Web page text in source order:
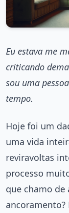
Eu estava me
criticando
sou uma
tempo.
Hoje foi um
uma vida
reviravoltas
processo
que chamo de